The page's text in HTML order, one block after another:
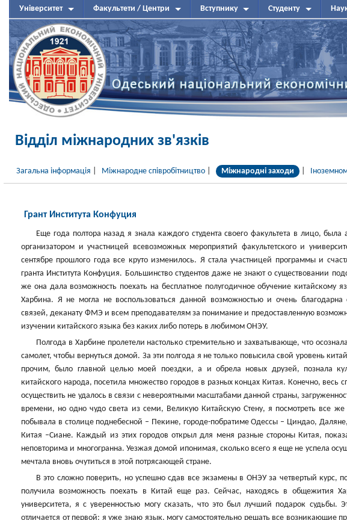
Університет Факультети / Центри Вступнику Студенту
Відділ міжнародних зв'язків
Загальна інформація Міжнародне співробітництво Міжнародні заходи
Грант Института Конфуция
Еще года полтора назад я знала каждого студента своего факультета в лицо, была
организатором и участницей всевозможных мероприятий факультетского и
сентябре прошлого года все круто изменилось. Я стала участницей программы и
гранта Института Конфуция. Большинство студентов даже не знают о существовании
же она дала возможность поехать на бесплатное полугодичное обучение китайскому
Харбина. Я не могла не воспользоваться данной возможностью и очень
связей, деканату ФМЭ и всем преподавателям за понимание и предоставленную
изучении китайского языка без каких либо потерь в любимом ОНЭУ.
Полгода в Харбине пролетели настолько стремительно и захватывающе, что
самолет, чтобы вернуться домой. За эти полгода я не только повысила свой уровень
прочим, было главной целью моей поездки, а и обрела новых друзей, познала
китайского народа, посетила множество городов в разных концах Китая. Конечно, весь
осуществить не удалось в связи с невероятными масштабами данной страны,
времени, но одно чудо света из семи, Великую Китайскую Стену, я посмотреть все
побывала в столице поднебесной – Пекине, городе-побратиме Одессы – Циндао,
Китая –Сиане. Каждый из этих городов открыл для меня разные стороны Китая,
неповторима и многогранна. Уезжая домой ипонимая, сколько всего я еще не успела
мечтала вновь очутиться в этой потрясающей стране.
В это сложно поверить, но успешно сдав все экзамены в ОНЭУ за четвертый курс,
получила возможность поехать в Китай еще раз. Сейчас, находясь в общежития
университета, я с уверенностью могу сказать, что это был лучший подарок судьбы.
отличается от первой: я уже знаю язык, могу самостоятельно решать все возникающие